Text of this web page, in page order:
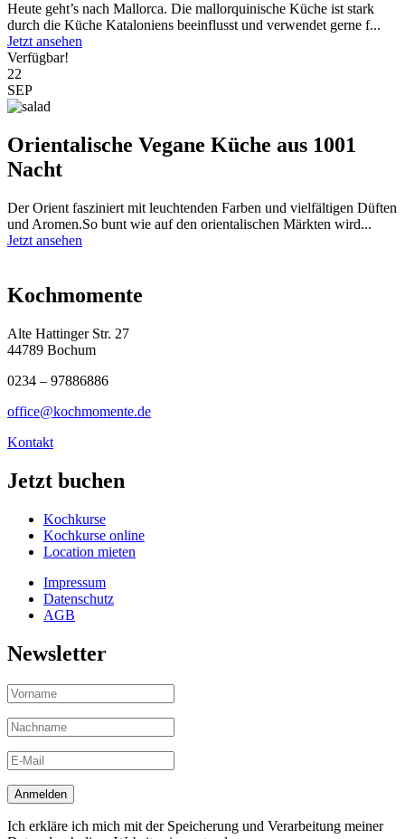
Heute geht’s nach Mallorca. Die mallorquinische Küche ist stark
durch die Küche Kataloniens beeinflusst und verwendet gerne f...
Jetzt ansehen
Verfügbar!
22
SEP
Orientalische Vegane Küche aus 1001
Nacht
Der Orient fasziniert mit leuchtenden Farben und vielfältigen Düften
und Aromen.So bunt wie auf den orientalischen Märkten wird...
Jetzt ansehen
Kochmomente
Alte Hattinger Str. 27
44789 Bochum
0234 – 97886886
office@kochmomente.de
Kontakt
Jetzt buchen
Kochkurse
Kochkurse online
Location mieten
Impressum
Datenschutz
AGB
Newsletter
Ich erkläre ich mich mit der Speicherung und Verarbeitung meiner